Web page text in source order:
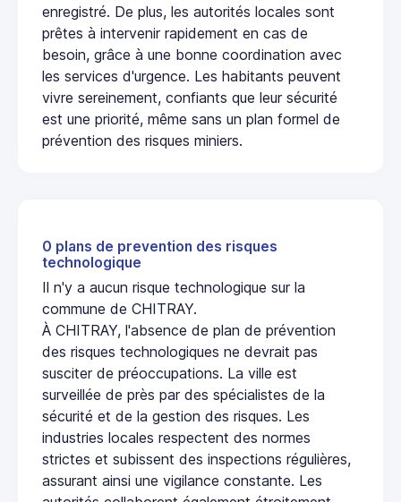
enregistré. De plus, les autorités locales sont
prêtes à intervenir rapidement en cas de
besoin, grâce à une bonne coordination avec
les services d'urgence. Les habitants peuvent
vivre sereinement, confiants que leur sécurité
est une priorité, même sans un plan formel de
prévention des risques miniers.
0 plans de prevention des risques
technologique
Il n'y a aucun risque technologique sur la
commune de CHITRAY.
À CHITRAY, l'absence de plan de prévention
des risques technologiques ne devrait pas
susciter de préoccupations. La ville est
surveillée de près par des spécialistes de la
sécurité et de la gestion des risques. Les
industries locales respectent des normes
strictes et subissent des inspections régulières,
assurant ainsi une vigilance constante. Les